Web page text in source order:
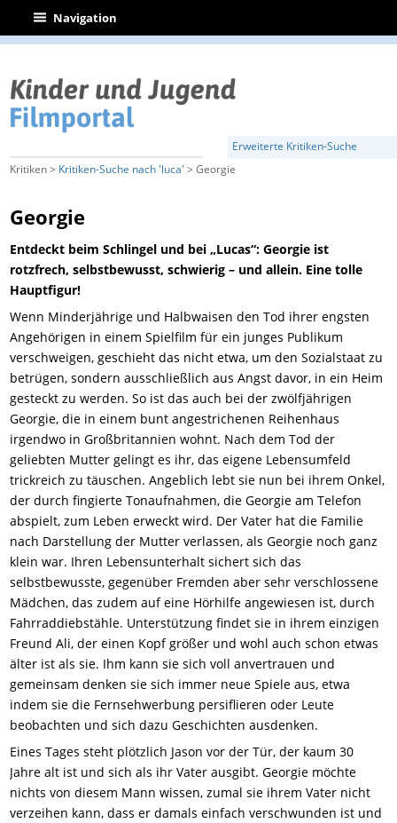
| Navigation
Erweiterte Kritiken-Suche
Kritiken > Kritiken-Suche nach 'luca'> Georgie
Georgie
Entdeckt beim Schlingel und bei „Lucas“: Georgie ist
rotzfrech, selbstbewusst, schwierig – und allein. Eine tolle
Hauptfigur!
Wenn Minderjährige und Halbwaisen den Tod ihrer engsten
Angehörigen in einem Spielfilm für ein junges Publikum
verschweigen, geschieht das nicht etwa, um den Sozialstaat zu
betrügen, sondern ausschließlich aus Angst davor, in ein Heim
gesteckt zu werden. So ist das auch bei der zwölfjährigen
Georgie, die in einem bunt angestrichenen Reihenhaus
irgendwo in Großbritannien wohnt. Nach dem Tod der
geliebten Mutter gelingt es ihr, das eigene Lebensumfeld
trickreich zu täuschen. Angeblich lebt sie nun bei ihrem Onkel,
der durch fingierte Tonaufnahmen, die Georgie am Telefon
abspielt, zum Leben erweckt wird. Der Vater hat die Familie
nach Darstellung der Mutter verlassen, als Georgie noch ganz
klein war. Ihren Lebensunterhalt sichert sich das
selbstbewusste, gegenüber Fremden aber sehr verschlossene
Mädchen, das zudem auf eine Hörhilfe angewiesen ist, durch
Fahrraddiebstähle. Unterstützung findet sie in ihrem einzigen
Freund Ali, der einen Kopf größer und wohl auch schon etwas
älter ist als sie. Ihm kann sie sich voll anvertrauen und
gemeinsam denken sie sich immer neue Spiele aus, etwa
indem sie die Fernsehwerbung persiflieren oder Leute
beobachten und sich dazu Geschichtenausdenken.
Eines Tages steht plötzlich Jason vor der Tür, der kaum 30
Jahre alt ist und sich als ihr Vater ausgibt. Georgie möchte
nichts von diesem Mann wissen, zumal sie ihrem Vater nicht
verzeihen kann, dass er damals einfach verschwunden ist und